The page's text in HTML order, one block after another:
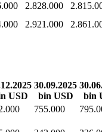
2.828.000
2.921.000
USD
30.09.2025
bin USD
bin
755.000